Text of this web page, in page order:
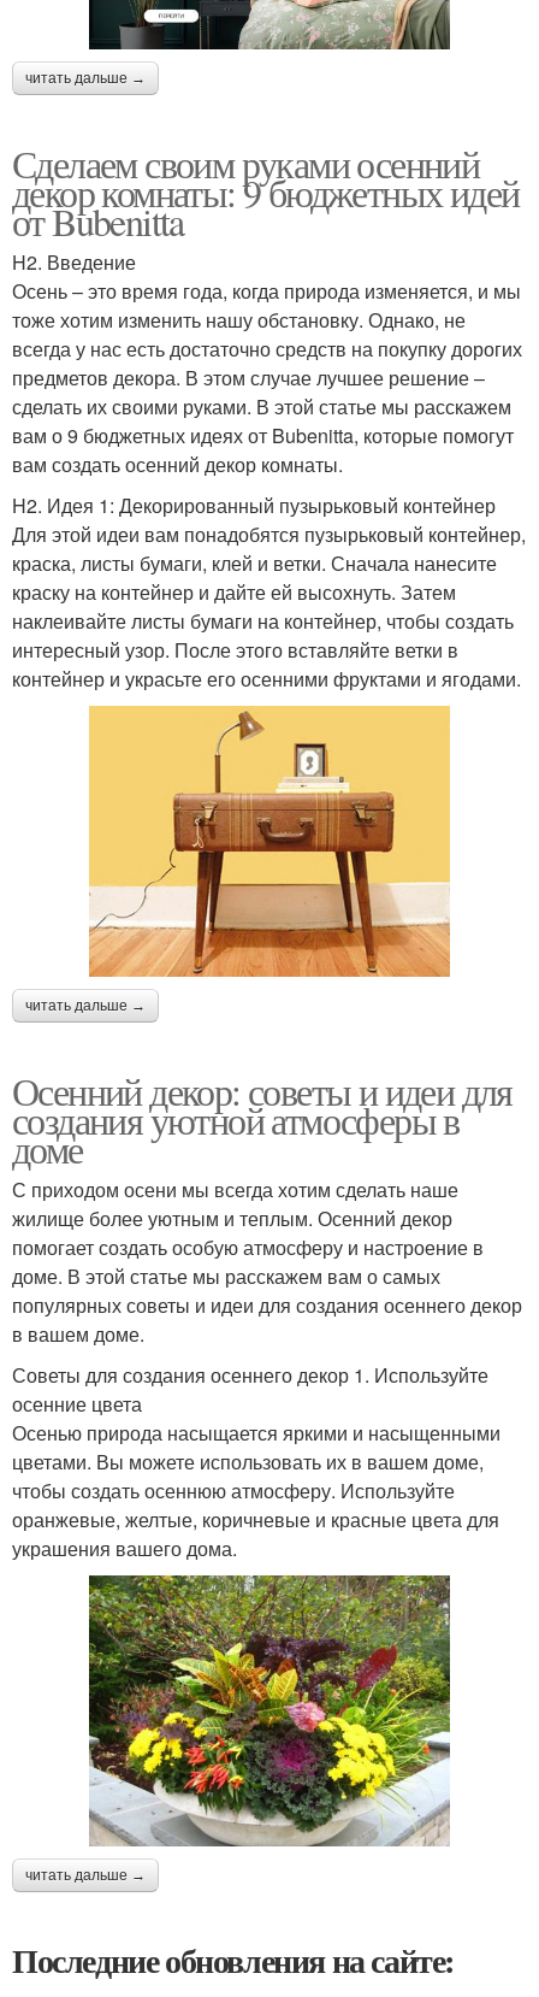
читать дальше →
Сделаем своим руками осенний
декор комнаты: 9 бюджетных идей
от Bubenitta
H2. Введение
Осень – это время года, когда природа изменяется, и мы
тоже хотим изменить нашу обстановку. Однако, не
всегда у нас есть достаточно средств на покупку дорогих
предметов декора. В этом случае лучшее решение –
сделать их своими руками. В этой статье мы расскажем
вам о 9 бюджетных идеях от Bubenitta, которые помогут
вам создать осенний декор комнаты.
H2. Идея 1: Декорированный пузырьковый контейнер
Для этой идеи вам понадобятся пузырьковый контейнер,
краска, листы бумаги, клей и ветки. Сначала нанесите
краску на контейнер и дайте ей высохнуть. Затем
наклеивайте листы бумаги на контейнер, чтобы создать
интересный узор. После этого вставляйте ветки в
контейнер и украсьте его осенними фруктами и ягодами.
читать дальше →
Осенний декор: советы и идеи для
создания уютной атмосферы в
доме
С приходом осени мы всегда хотим сделать наше
жилище более уютным и теплым. Осенний декор
помогает создать особую атмосферу и настроение в
доме. В этой статье мы расскажем вам о самых
популярных советы и идеи для создания осеннего декор
в вашем доме.
Советы для создания осеннего декор 1. Используйте
осенние цвета
Осенью природа насыщается яркими и насыщенными
цветами. Вы можете использовать их в вашем доме,
чтобы создать осеннюю атмосферу. Используйте
оранжевые, желтые, коричневые и красные цвета для
украшения вашего дома.
читать дальше →
Последние обновления на сайте: